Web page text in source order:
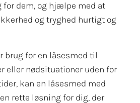
for dem, og hjælpe med at
og tryghed hurtigt og
brug for en låsesmed til
eller nødsituationer uden for
kan en låsesmed med
rette løsning for dig, der